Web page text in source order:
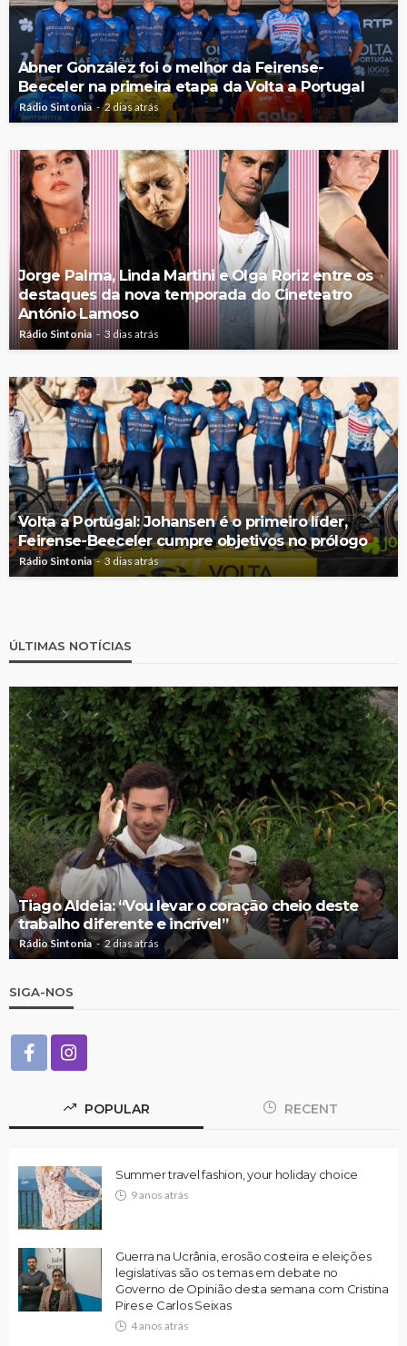
Abner González foi o melhor da Feirense-
Beeceler na primeira etapa da Volta a Portugal
Rádio Sintonia 2 dias atrás
Jorge Palma, Linda Martini e Olga Roriz entre os
destaques da nova temporada do Cineteatro
António Lamoso
Rádio Sintonia 3 dias atrás
Volta a Portugal: Johansen é o primeiro líder,
Feirense-Beeceler cumpre objetivos no prólogo
Rádio Sintonia 3 dias atrás
ÚLTIMAS NOTÍCIAS
Tiago Aldeia: “Vou levar o coração cheio deste
trabalho diferente e incrível”
Rádio Sintonia 2 dias atrás
SIGA-NOS
POPULAR RECENT
Summer travel fashion, your holiday choice
9 anos atrás
Guerra na Ucrânia, erosão costeira e eleições
legislativas são os temas em debate no
Governo de Opinião desta semana com Cristina
Pires e Carlos Seixas
4 anos atrás